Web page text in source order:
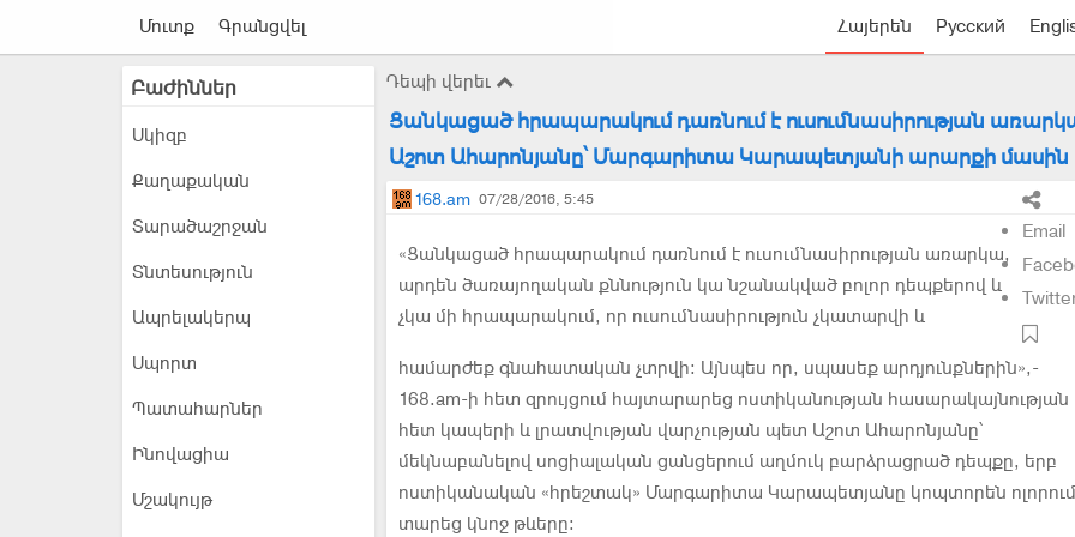
Մուտք Գրանցվել Հայերեն Русский
Բաժիններ
Սկիզբ
Քաղաքական
Տարածաշրջան
Տնտեսություն
Ապրելակերպ
Սպորտ
Պատահարներ
Ինովացիա
Մշակույթ
Դեպի վերեւ
Ցանկացած հրապարակում դառնում է ուսումնասիրության
Աշոտ Ահարոնյանը՝ Մարգարիտա Կարապետյանի արարքի մասին
168.am 07/28/2016, 5:45
Email
«Ցանկացած հրապարակում դառնում է ուսումնասիրության առարկա,
արդեն ծառայողական քննություն կա նշանակված բոլոր դեպքերով և
չկա մի հրապարակում, որ ուսումնասիրություն չկատարվի և
համարժեք գնահատական չտրվի: Այնպես որ, սպասեք արդյունքներին»,-
168.am-ի հետ զրույցում հայտարարեց ոստիկանության հասարակայնության
հետ կապերի և լրատվության վարչության պետ Աշոտ Ահարոնյանը՝
մեկնաբանելով սոցիալական ցանցերում աղմուկ բարձրացրած դեպքը, երբ
ոստիկանական «հրեշտակ» Մարգարիտա Կարապետյանը կոպտորեն
տարեց կնոջ թևերը: